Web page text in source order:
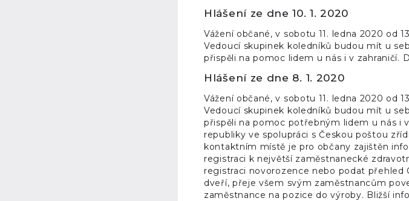
Hlášení ze dne 10. 1. 2020
Vážení občané, v sobotu 11. ledna 2020 od
Vedoucí skupinek koledníků budou mít u
přispěli na pomoc lidem u nás i v zahraničí.
Hlášení ze dne 8. 1. 2020
Vážení občané, v sobotu 11. ledna 2020 od
Vedoucí skupinek koledníků budou mít u
přispěli na pomoc potřebným lidem u nás i
republiky ve spolupráci s Českou poštou
kontaktním místě je pro občany zajištěn
registraci k největší zaměstnanecké
registraci novorozence nebo podat přehled
dveří, přeje všem svým zaměstnancům
zaměstnance na pozice do výroby. Bližší